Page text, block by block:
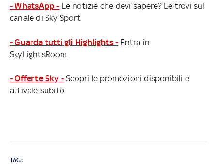
- WhatsApp - Le notizie che devi sapere? Le trovi sul
canale di Sky Sport
- Guarda tutti gli Highlights - Entra in
SkyLightsRoom
- Offerte Sky - Scopri le promozioni disponibili e
attivale subito
TAG: